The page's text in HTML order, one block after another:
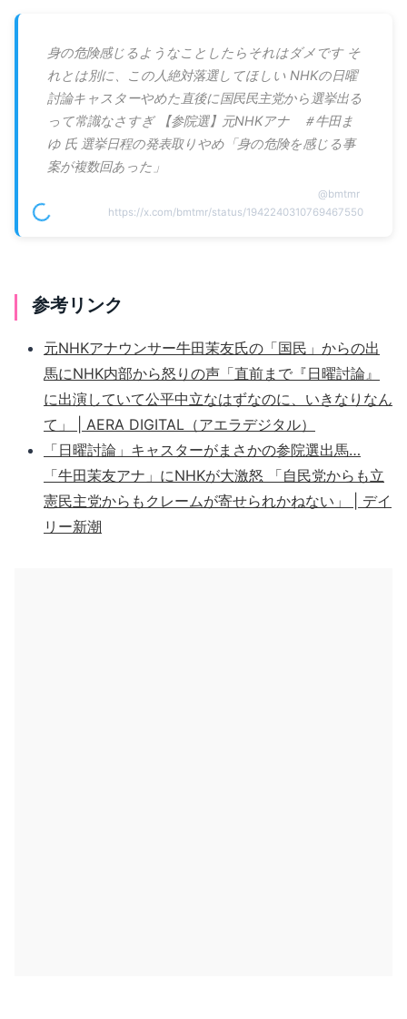
身の危険感じるようなことしたらそれはダメです そ
れとは別に、この人絶対落選してほしい NHKの日曜
討論キャスターやめた直後に国民民主党から選挙出る
って常識なさすぎ 【参院選】元NHKアナ ＃牛田ま
ゆ 氏 選挙日程の発表取りやめ「身の危険を感じる事
案が複数回あった」
@bmtmr
https://x.com/bmtmr/status/1942240310769467550
参考リンク
元NHKアナウンサー牛田茉友氏の「国民」からの出
馬にNHK内部から怒りの声「直前まで『日曜討論』
に出演していて公平中立なはずなのに、いきなりなん
て」 | AERA DIGITAL（アエラデジタル）
「日曜討論」キャスターがまさかの参院選出馬…
「牛田茉友アナ」にNHKが大激怒 「自民党からも立
憲民主党からもクレームが寄せられかねない」 | デイ
リー新潮